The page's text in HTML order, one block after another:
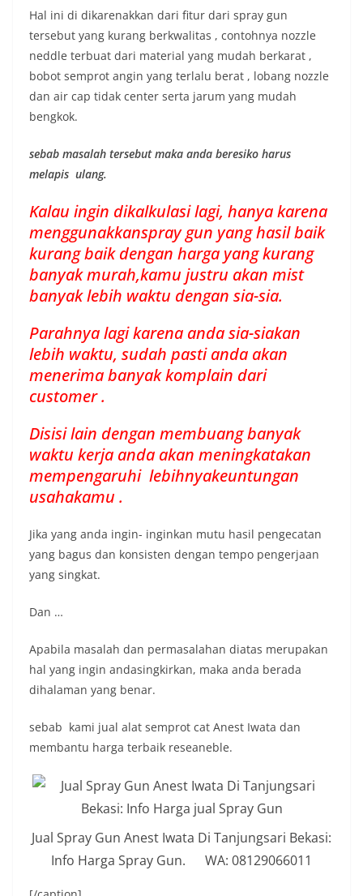
Hal ini di dikarenakkan dari fitur dari spray gun
tersebut yang kurang berkwalitas , contohnya nozzle
neddle terbuat dari material yang mudah berkarat ,
bobot semprot angin yang terlalu berat , lobang nozzle
dan air cap tidak center serta jarum yang mudah
bengkok.
sebab masalah tersebut maka anda beresiko harus
melapis ulang.
Kalau ingin dikalkulasi lagi, hanya karena
menggunakkanspray gun yang hasil baik
kurang baik dengan harga yang kurang
banyak murah,kamu justru akan mist
banyak lebih waktu dengan sia-sia.
Parahnya lagi karena anda sia-siakan
lebih waktu, sudah pasti anda akan
menerima banyak komplain dari
customer .
Disisi lain dengan membuang banyak
waktu kerja anda akan meningkatakan
mempengaruhi lebihnyakeuntungan
usahakamu .
Jika yang anda ingin- inginkan mutu hasil pengecatan
yang bagus dan konsisten dengan tempo pengerjaan
yang singkat.
Dan …
Apabila masalah dan permasalahan diatas merupakan
hal yang ingin andasingkirkan, maka anda berada
dihalaman yang benar.
sebab kami jual alat semprot cat Anest Iwata dan
membantu harga terbaik reseaneble.
Jual Spray Gun Anest Iwata Di Tanjungsari Bekasi:
Info Harga Spray Gun. WA: 08129066011